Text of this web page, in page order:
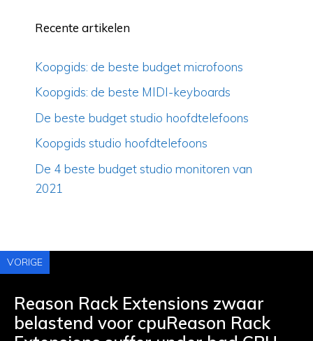
Recente artikelen
Koopgids: de beste budget microfoons
Koopgids: de beste MIDI-keyboards
De beste budget studio hoofdtelefoons
Koopgids studio hoofdtelefoons
De 4 beste budget studio monitoren van
2021
VORIGE
Reason Rack Extensions zwaar
belastend voor cpuReason Rack